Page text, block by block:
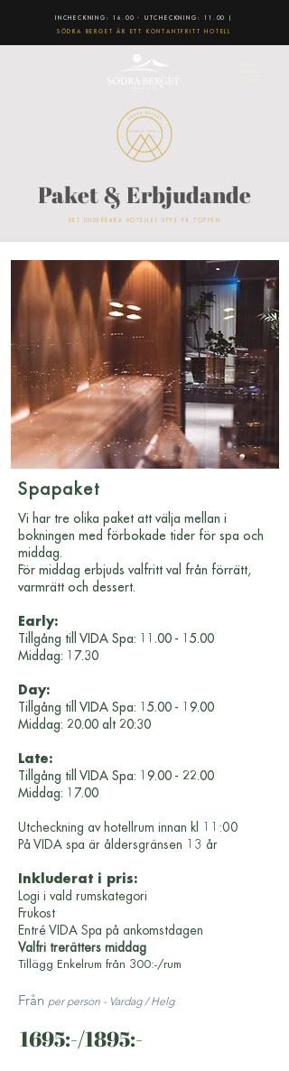
INCHECKNING: 16.00 - UTCHECKNING: 11.00 |
SÖDRA BERGET ÄR ETT KONTANTFRITT HOTELL
Paket & Erbjudande
DET UNDERBARA HOTELLET UPPE PÅ TOPPEN
Spapaket
Vi har tre olika paket att välja mellan i
bokningen med förbokade tider för spa och
middag.
För middag erbjuds valfritt val från förrätt,
varmrätt och dessert.
Early:
Tillgång till VIDA Spa:
11.00 - 15.00
Middag: 17.30
Day:
Tillgång till VIDA Spa:
15.00 - 19.00
Middag: 20.00 alt 20:30
Late:
Tillgång till VIDA Spa:
19.00 - 22.00
Middag: 17.00
Utcheckning av hotellrum innan kl 11:00
På VIDA spa är åldersgränsen 13 år
Inkluderat i pris:
Logi i vald rumskategori
Frukost
Entré VIDA Spa på ankomstdagen
Valfri trerätters middag
Tillägg Enkelrum från 300:-/rum
Från per person - Vardag / Helg
1695:-/1895:-